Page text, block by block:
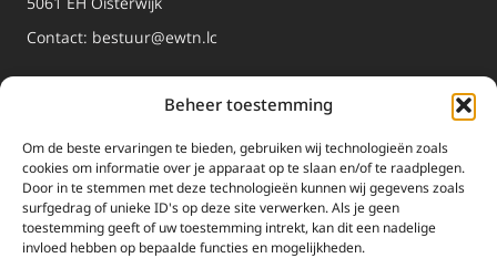
Beheer toestemming
Om de beste ervaringen te bieden, gebruiken wij technologieën zoals
cookies om informatie over je apparaat op te slaan en/of te raadplegen.
Door in te stemmen met deze technologieën kunnen wij gegevens zoals
surfgedrag of unieke ID's op deze site verwerken. Als je geen
toestemming geeft of uw toestemming intrekt, kan dit een nadelige
invloed hebben op bepaalde functies en mogelijkheden.
Contact: bestuur@ewtn.lc
EWTN
Dossiers
Media
Livestream